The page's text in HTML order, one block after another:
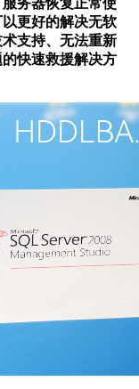
更好的解决无软
支持、无法重新
快速救援解决方